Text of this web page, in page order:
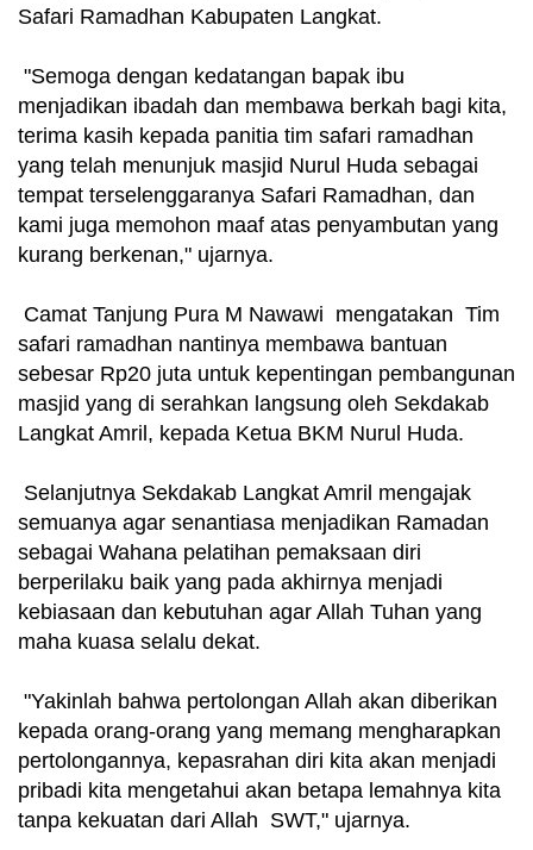
Safari Ramadhan Kabupaten Langkat.
"Semoga dengan kedatangan bapak ibu
menjadikan ibadah dan membawa berkah bagi kita,
terima kasih kepada panitia tim safari ramadhan
yang telah menunjuk masjid Nurul Huda sebagai
tempat terselenggaranya Safari Ramadhan, dan
kami juga memohon maaf atas penyambutan yang
kurang berkenan," ujarnya.
Camat Tanjung Pura M Nawawi mengatakan Tim
safari ramadhan nantinya membawa bantuan
sebesar Rp20 juta untuk kepentingan pembangunan
masjid yang di serahkan langsung oleh Sekdakab
Langkat Amril, kepada Ketua BKM Nurul Huda.
Selanjutnya Sekdakab Langkat Amril mengajak
semuanya agar senantiasa menjadikan Ramadan
sebagai Wahana pelatihan pemaksaan diri
berperilaku baik yang pada akhirnya menjadi
kebiasaan dan kebutuhan agar Allah Tuhan yang
maha kuasa selalu dekat.
"Yakinlah bahwa pertolongan Allah akan diberikan
kepada orang-orang yang memang mengharapkan
pertolongannya, kepasrahan diri kita akan menjadi
pribadi kita mengetahui akan betapa lemahnya kita
tanpa kekuatan dari Allah SWT," ujarnya.